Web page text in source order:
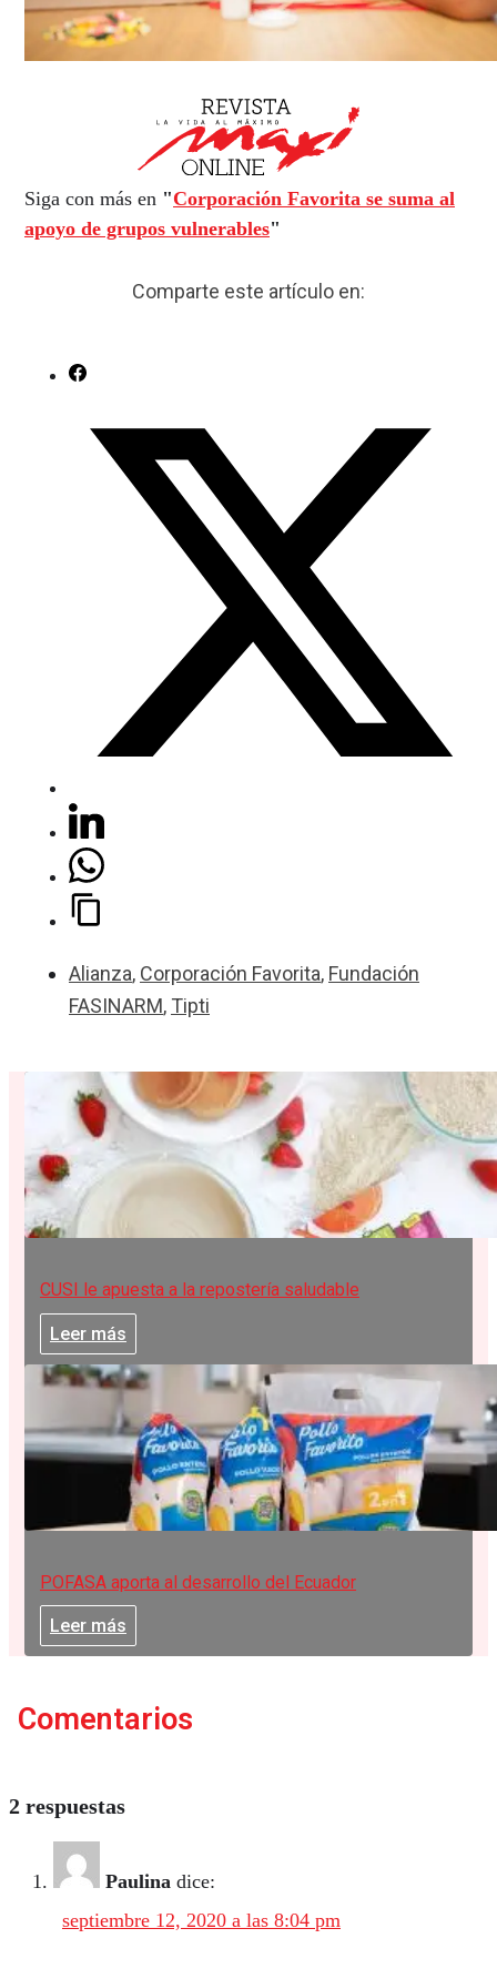
Siga con más en "Corporación Favorita se suma al
apoyo de grupos vulnerables"
Comparte este artículo en:
Alianza, Corporación Favorita, Fundación
FASINARM, Tipti
CUSI le apuesta a la repostería saludable
Leer más
POFASA aporta al desarrollo del Ecuador
Leer más
Comentarios
2 respuestas
Paulina dice:
septiembre 12, 2020 a las 8:04 pm